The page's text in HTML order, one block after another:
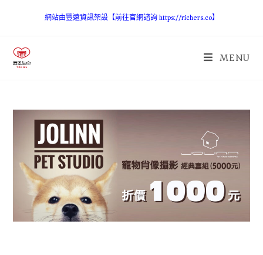
網站由豐遠資訊架設【前往官網諮詢 https://richers.co】
MENU